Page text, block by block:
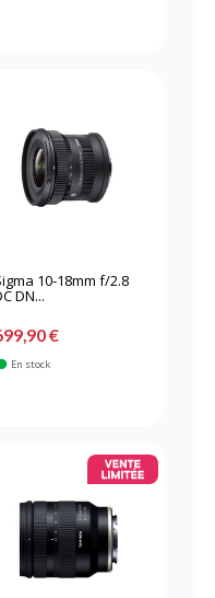
10-18mm f/2.8
DN...
€
En stock